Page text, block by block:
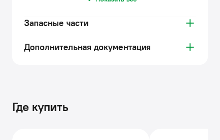
Запасные части
Дополнительная документация
Где купить